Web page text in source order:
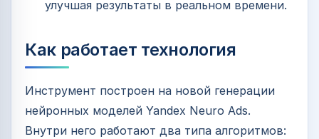
улучшая результаты в реальном времени.
Как работает технология
Инструмент построен на новой генерации
нейронных моделей Yandex Neuro Ads.
Внутри него работают два типа алгоритмов: